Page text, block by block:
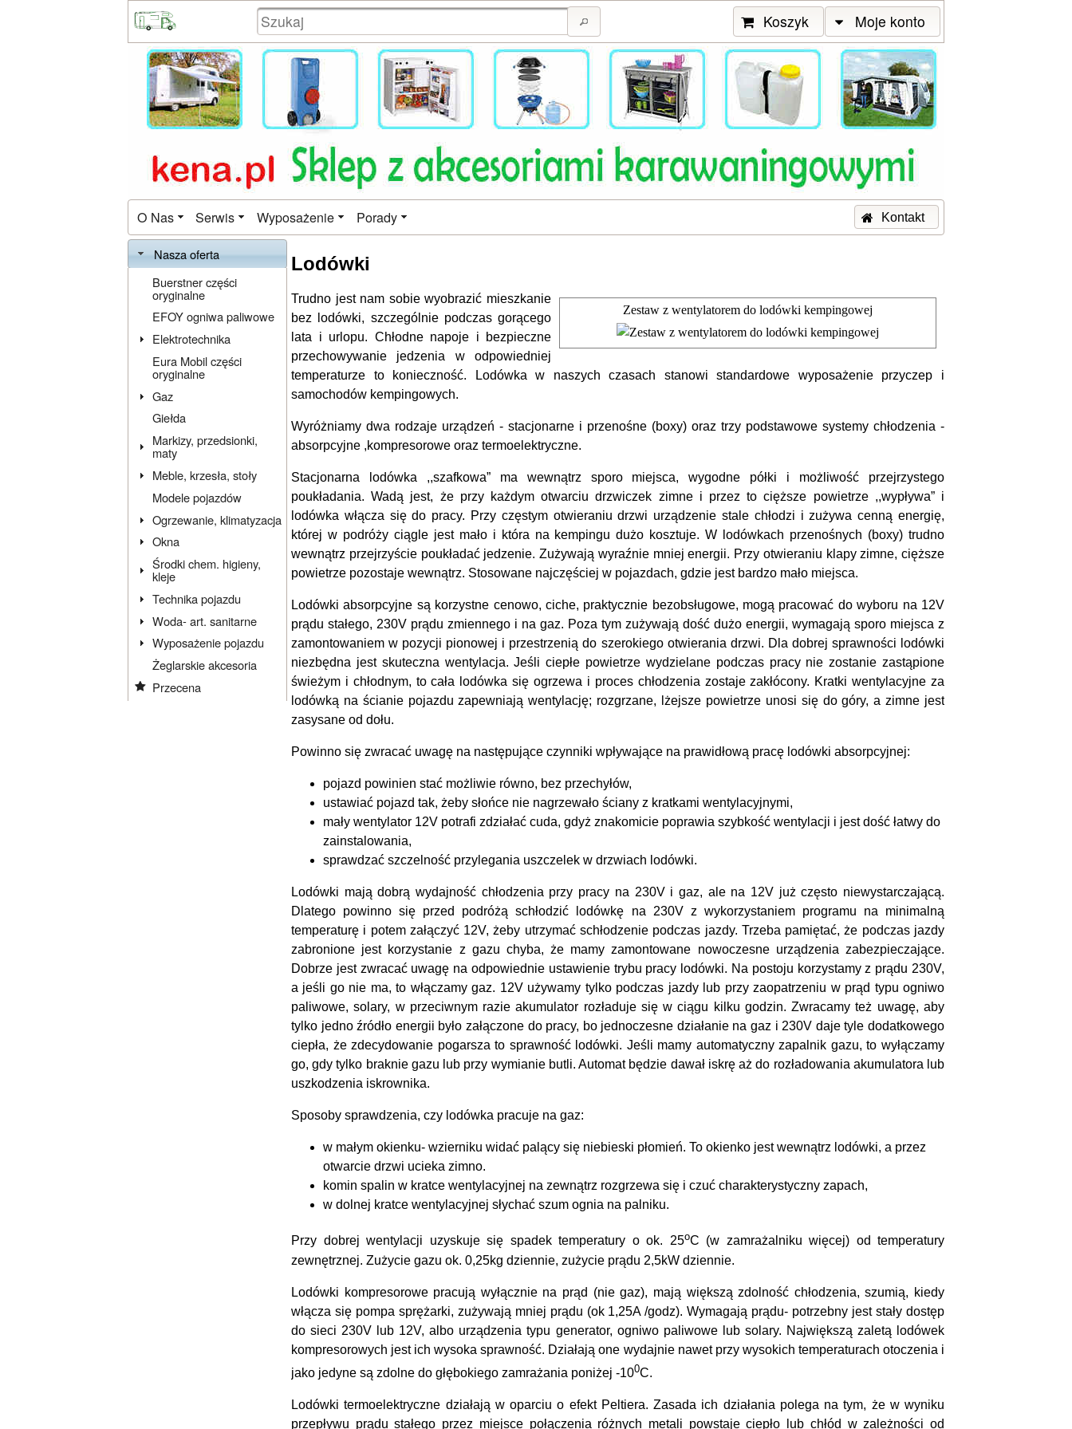
Koszyk Moje konto
O Nas Serwis Wyposażenie Porady Kontakt
Nasza oferta
Buerstner części
oryginalne
EFOY ogniwa paliwowe
Elektrotechnika
Eura Mobil części
oryginalne
Gaz
Giełda
Markizy, przedsionki,
maty
Meble, krzesła, stoły
Modele pojazdów
Ogrzewanie, klimatyzacja
Okna
Środki chem. higieny,
kleje
Technika pojazdu
Woda- art. sanitarne
Wyposażenie pojazdu
Żeglarskie akcesoria
Przecena
Lodówki
Zestaw z wentylatorem do lodówki kempingowej
Trudno jest nam sobie wyobrazić mieszkanie
bez lodówki, szczególnie podczas gorącego
lata i urlopu. Chłodne napoje i bezpieczne
przechowywanie jedzenia w odpowiedniej
temperaturze to konieczność. Lodówka w naszych czasach stanowi standardowe wyposażenie przyczep i
samochodów kempingowych.
Wyróżniamy dwa rodzaje urządzeń - stacjonarne i przenośne (boxy) oraz trzy podstawowe systemy chłodzenia -
absorpcyjne ,kompresorowe oraz termoelektryczne.
Stacjonarna lodówka ,,szafkowa” ma wewnątrz sporo miejsca, wygodne półki i możliwość przejrzystego
poukładania. Wadą jest, że przy każdym otwarciu drzwiczek zimne i przez to cięższe powietrze ,,wypływa” i
lodówka włącza się do pracy. Przy częstym otwieraniu drzwi urządzenie stale chłodzi i zużywa cenną energię,
której w podróży ciągle jest mało i która na kempingu dużo kosztuje. W lodówkach przenośnych (boxy) trudno
wewnątrz przejrzyście poukładać jedzenie. Zużywają wyraźnie mniej energii. Przy otwieraniu klapy zimne, cięższe
powietrze pozostaje wewnątrz. Stosowane najczęściej w pojazdach, gdzie jest bardzo mało miejsca.
Lodówki absorpcyjne są korzystne cenowo, ciche, praktycznie bezobsługowe, mogą pracować do wyboru na 12V
prądu stałego, 230V prądu zmiennego i na gaz. Poza tym zużywają dość dużo energii, wymagają sporo miejsca z
zamontowaniem w pozycji pionowej i przestrzenią do szerokiego otwierania drzwi. Dla dobrej sprawności lodówki
niezbędna jest skuteczna wentylacja. Jeśli ciepłe powietrze wydzielane podczas pracy nie zostanie zastąpione
świeżym i chłodnym, to cała lodówka się ogrzewa i proces chłodzenia zostaje zakłócony. Kratki wentylacyjne za
lodówką na ścianie pojazdu zapewniają wentylację; rozgrzane, lżejsze powietrze unosi się do góry, a zimne jest
zasysane od dołu.
Powinno się zwracać uwagę na następujące czynniki wpływające na prawidłową pracę lodówki absorpcyjnej:
pojazd powinien stać możliwie równo, bez przechyłów,
ustawiać pojazd tak, żeby słońce nie nagrzewało ściany z kratkami wentylacyjnymi,
mały wentylator 12V potrafi zdziałać cuda, gdyż znakomicie poprawia szybkość wentylacji i jest dość łatwy do
zainstalowania,
sprawdzać szczelność przylegania uszczelek w drzwiach lodówki.
Lodówki mają dobrą wydajność chłodzenia przy pracy na 230V i gaz, ale na 12V już często niewystarczającą.
Dlatego powinno się przed podróżą schłodzić lodówkę na 230V z wykorzystaniem programu na minimalną
temperaturę i potem załączyć 12V, żeby utrzymać schłodzenie podczas jazdy. Trzeba pamiętać, że podczas jazdy
zabronione jest korzystanie z gazu chyba, że mamy zamontowane nowoczesne urządzenia zabezpieczające.
Dobrze jest zwracać uwagę na odpowiednie ustawienie trybu pracy lodówki. Na postoju korzystamy z prądu 230V,
a jeśli go nie ma, to włączamy gaz. 12V używamy tylko podczas jazdy lub przy zaopatrzeniu w prąd typu ogniwo
paliwowe, solary, w przeciwnym razie akumulator rozładuje się w ciągu kilku godzin. Zwracamy też uwagę, aby
tylko jedno źródło energii było załączone do pracy, bo jednoczesne działanie na gaz i 230V daje tyle dodatkowego
ciepła, że zdecydowanie pogarsza to sprawność lodówki. Jeśli mamy automatyczny zapalnik gazu, to wyłączamy
go, gdy tylko braknie gazu lub przy wymianie butli. Automat będzie dawał iskrę aż do rozładowania akumulatora lub
uszkodzenia iskrownika.
Sposoby sprawdzenia, czy lodówka pracuje na gaz:
w małym okienku- wzierniku widać palący się niebieski płomień. To okienko jest wewnątrz lodówki, a przez
otwarcie drzwi ucieka zimno.
komin spalin w kratce wentylacyjnej na zewnątrz rozgrzewa się i czuć charakterystyczny zapach,
w dolnej kratce wentylacyjnej słychać szum ognia na palniku.
Przy dobrej wentylacji uzyskuje się spadek temperatury o ok. 25oC (w zamrażalniku więcej) od temperatury
zewnętrznej. Zużycie gazu ok. 0,25kg dziennie, zużycie prądu 2,5kW dziennie.
Lodówki kompresorowe pracują wyłącznie na prąd (nie gaz), mają większą zdolność chłodzenia, szumią, kiedy
włącza się pompa sprężarki, zużywają mniej prądu (ok 1,25A /godz). Wymagają prądu- potrzebny jest stały dostęp
do sieci 230V lub 12V, albo urządzenia typu generator, ogniwo paliwowe lub solary. Największą zaletą lodówek
kompresorowych jest ich wysoka sprawność. Działają one wydajnie nawet przy wysokich temperaturach otoczenia i
jako jedyne są zdolne do głębokiego zamrażania poniżej -100C.
Lodówki termoelektryczne działają w oparciu o efekt Peltiera. Zasada ich działania polega na tym, że w wyniku
przepływu prądu stałego przez miejsce połączenia różnych metali powstaje ciepło lub chłód w zależności od